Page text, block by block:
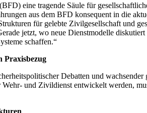
eine tragende Säule für
aus dem BFD konsequent in die
für gelebte Zivilgesellschaft und
jetzt, wo neue Dienstmodelle
schaffen.“
Praxisbezug
Debatten und
und Zivildienst entwickelt werden,